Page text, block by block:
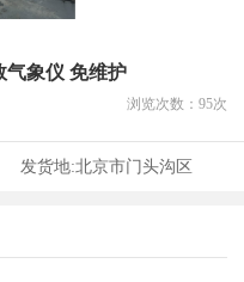
气象仪 免维护
浏览次数： 95次
发货地:北京市门头沟区